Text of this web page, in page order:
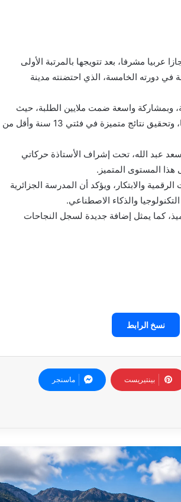
عربيا مشرفا، بعد تتويجها بالمرتبة الأولى
في دورته الخامسة، الذي احتضنته مدينة
منافسة قوية جمعت مشاركين من 18 دولة عربية، وبمشاركة واسعة ضمت ملايين الطلبة، حيث
تمكن ممثلو الثانوية من إبراز قدراتهم في مجال البرمجة والتكنولوجيا، وتحقيق نتائج متميزة في فئتي 13 سنة وأقل من
عبد الله، تحت إشراف الأستاذة حركاتي
هذا المستوى المتميز.
والابتكار، ويؤكد أن المدرسة الجزائرية
والذكاء الاصطناعي.
كما يمثل إضافة جديدة لسجل النجاحات
نسخ الرابط
بينتيريست ماسنجر